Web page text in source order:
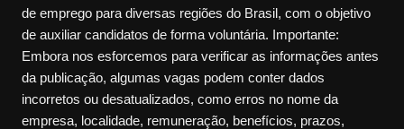
de emprego para diversas regiões do Brasil, com o objetivo
de auxiliar candidatos de forma voluntária. Importante:
Embora nos esforcemos para verificar as informações antes
da publicação, algumas vagas podem conter dados
incorretos ou desatualizados, como erros no nome da
empresa, localidade, remuneração, benefícios, prazos,